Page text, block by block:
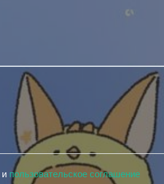
и пользовательское соглашение